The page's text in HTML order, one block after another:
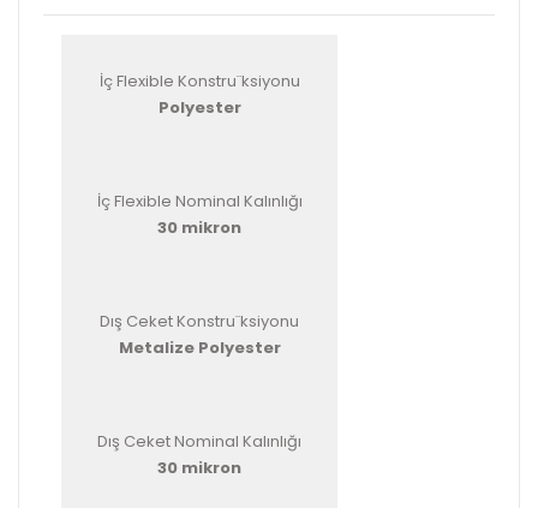
İç Flexible Konstru¨ksiyonu
Polyester
İç Flexible Nominal Kalınlığı
30 mikron
Dış Ceket Konstru¨ksiyonu
Metalize Polyester
Dış Ceket Nominal Kalınlığı
30 mikron